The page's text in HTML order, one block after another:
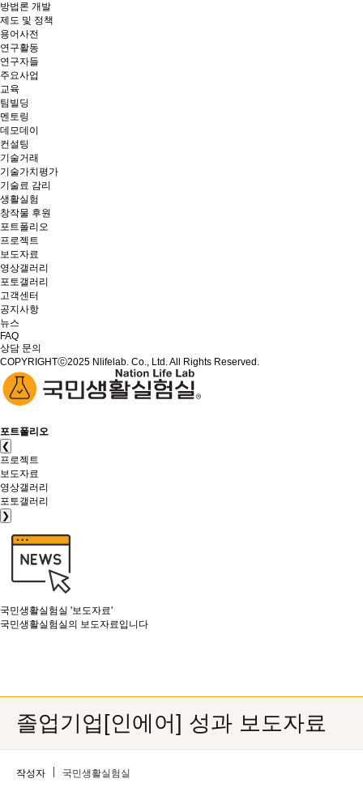
방법론 개발
제도 및 정책
용어사전
연구활동
연구자들
주요사업
교육
팀빌딩
멘토링
데모데이
컨설팅
기술거래
기술가치평가
기술료 감리
생활실험
창작물 후원
포트폴리오
프로젝트
보도자료
영상갤러리
포토갤러리
고객센터
공지사항
뉴스
FAQ
상담 문의
COPYRIGHTⓒ2025 Nlifelab. Co., Ltd. All Rights Reserved.
포트폴리오
❮
프로젝트
보도자료
영상갤러리
포토갤러리
❯
국민생활실험실 '보도자료'
국민생활실험실의 보도자료입니다
졸업기업[인에어] 성과 보도자료
작성자 국민생활실험실